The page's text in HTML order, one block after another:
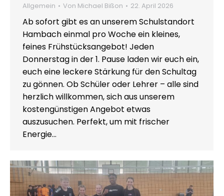
Allgemein Von Michael Bißon 22. April 2026
Ab sofort gibt es an unserem Schulstandort
Hambach einmal pro Woche ein kleines,
feines Frühstücksangebot! Jeden
Donnerstag in der 1. Pause laden wir euch ein,
euch eine leckere Stärkung für den Schultag
zu gönnen. Ob Schüler oder Lehrer – alle sind
herzlich willkommen, sich aus unserem
kostengünstigen Angebot etwas
auszusuchen. Perfekt, um mit frischer
Energie…